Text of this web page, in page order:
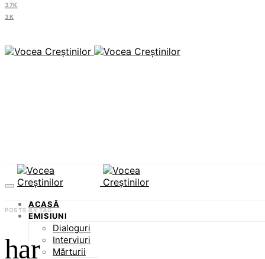
37K
3K
ACASĂ
EMISIUNI
Dialoguri
Interviuri
Mărturii
POSTS BY TAG
har